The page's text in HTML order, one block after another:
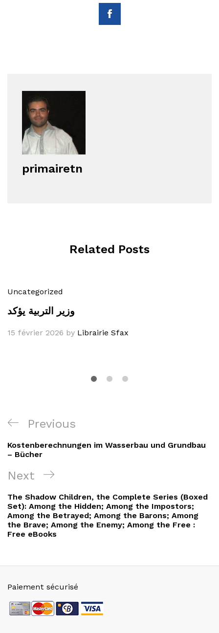
primairetn
Related Posts
Uncategorized
وزير التربية يؤكد
15 février 2026 by Librairie Sfax
Navigation
de
l’article
Previous
Post
Previous
Kostenberechnungen im Wasserbau und Grundbau
– Bücher
Next
Post
Next
The Shadow Children, the Complete Series (Boxed
Set): Among the Hidden; Among the Impostors;
Among the Betrayed; Among the Barons; Among
the Brave; Among the Enemy; Among the Free :
Free eBooks
Paiement sécurisé